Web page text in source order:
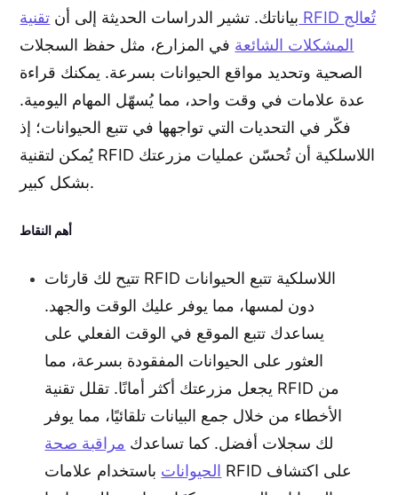
بياناتك. تشير الدراسات الحديثة إلى أن تقنية RFID تُعالج
المشكلات الشائعة في المزارع، مثل حفظ السجلات
الصحية وتحديد مواقع الحيوانات بسرعة. يمكنك قراءة
عدة علامات في وقت واحد، مما يُسهّل المهام اليومية.
فكّر في التحديات التي تواجهها في تتبع الحيوانات؛ إذ
يُمكن لتقنية RFID اللاسلكية أن تُحسّن عمليات مزرعتك
بشكل كبير.
أهم النقاط
تتيح لك قارئات RFID اللاسلكية تتبع الحيوانات
دون لمسها، مما يوفر عليك الوقت والجهد.
يساعدك تتبع الموقع في الوقت الفعلي على
العثور على الحيوانات المفقودة بسرعة، مما
يجعل مزرعتك أكثر أمانًا. تقلل تقنية RFID من
الأخطاء من خلال جمع البيانات تلقائيًا، مما يوفر
لك سجلات أفضل. كما تساعدك مراقبة صحة
الحيوانات باستخدام علامات RFID على اكتشاف